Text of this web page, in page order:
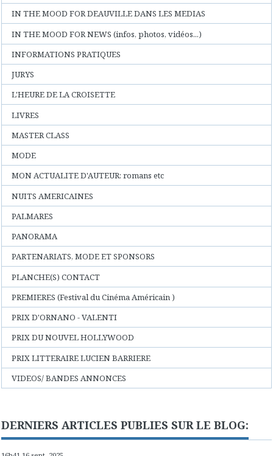
IN THE MOOD FOR DEAUVILLE DANS LES MEDIAS
IN THE MOOD FOR NEWS (infos, photos, vidéos...)
INFORMATIONS PRATIQUES
JURYS
L'HEURE DE LA CROISETTE
LIVRES
MASTER CLASS
MODE
MON ACTUALITE D'AUTEUR: romans etc
NUITS AMERICAINES
PALMARES
PANORAMA
PARTENARIATS, MODE ET SPONSORS
PLANCHE(S) CONTACT
PREMIERES (Festival du Cinéma Américain )
PRIX D'ORNANO - VALENTI
PRIX DU NOUVEL HOLLYWOOD
PRIX LITTERAIRE LUCIEN BARRIERE
VIDEOS/ BANDES ANNONCES
DERNIERS ARTICLES PUBLIES SUR LE BLOG: